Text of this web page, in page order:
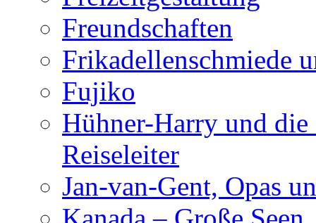
Freundschaften
Frikadellenschmiede
Fujiko
Hühner-Harry und die
Reiseleiter
Jan-van-Gent, Opas